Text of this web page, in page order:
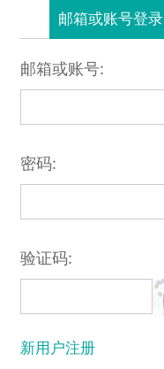
邮箱或账号登录
邮箱或账号:
密码:
验证码:
新用户注册